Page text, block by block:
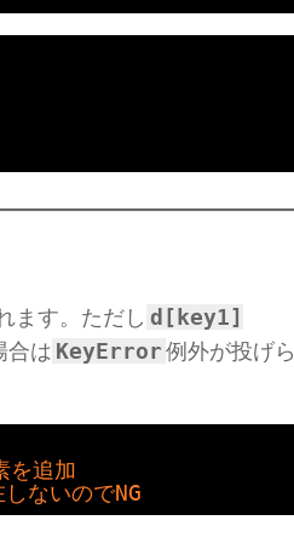
ます。ただし d[key1]
合は KeyError 例外が投げら
追加
いのでNG